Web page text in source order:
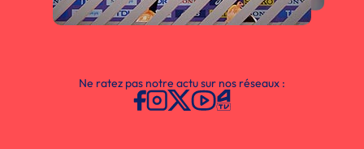
Ne ratez pas notre actu sur nos réseaux :